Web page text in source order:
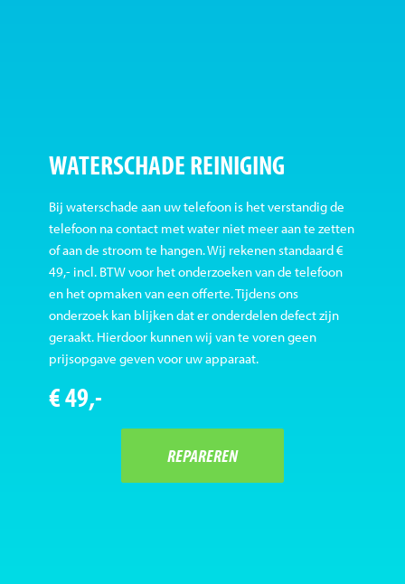
WATERSCHADE REINIGING
Bij waterschade aan uw telefoon is het verstandig de
telefoon na contact met water niet meer aan te zetten
of aan de stroom te hangen. Wij rekenen standaard €
49,- incl. BTW voor het onderzoeken van de telefoon
en het opmaken van een offerte. Tijdens ons
onderzoek kan blijken dat er onderdelen defect zijn
geraakt. Hierdoor kunnen wij van te voren geen
prijsopgave geven voor uw apparaat.
€ 49,-
REPAREREN